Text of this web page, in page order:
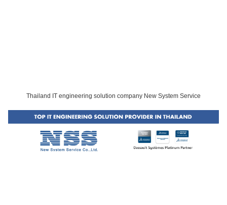
Thailand IT engineering solution company New System Service